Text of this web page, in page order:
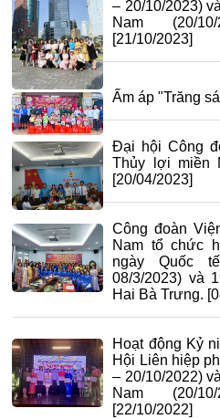
– 20/10/2023)
Nam (20/
[21/10/2023]
Ấm áp "Trăng
Đại hội Công
Thủy lợi miền
[20/04/2023]
Công đoàn
Nam tổ chức
ngày Quốc
08/3/2023) và
Hai Bà Trưng.
Hoạt động Kỷ
Hội Liên hiệp
– 20/10/2022)
Nam (20/
[22/10/2022]